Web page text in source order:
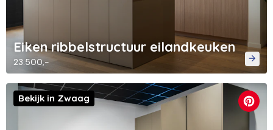
Eiken ribbelstructuur eilandkeuken
23.500,-
Bekijk in Zwaag